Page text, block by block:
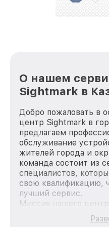
О нашем
Sightmark в
Добро пожаловать в
центр Sightmark в
предлагаем
обслуживание
жителей города и
команда состоит из
специалистов,
свою квалификацию,
лучший сервис.
Миссия нашего
качественный и
каждого